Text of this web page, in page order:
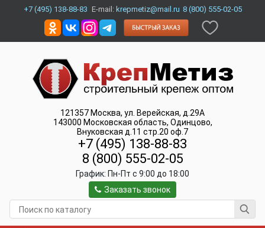
+7 (495) 138-88-83 E-mail: krepmetiz@mail.ru 8 (800) 555-02-05
121357 Москва, ул. Верейская, д.29А
143000 Московская область, Одинцово,
Внуковская д.11 стр.20 оф.7
+7 (495) 138-88-83
8 (800) 555-02-05
График: Пн-Пт c 9:00 до 18:00
Заказать звонок